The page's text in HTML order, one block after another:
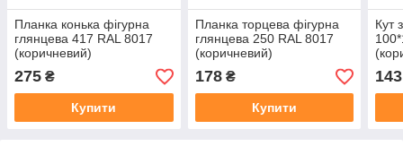
Планка конька фігурна
глянцева 417 RAL 8017
(коричневий)
275 ₴
Купити
Планка торцева фігурна
глянцева 250 RAL 8017
(коричневий)
178₴
Купити
Кут
143